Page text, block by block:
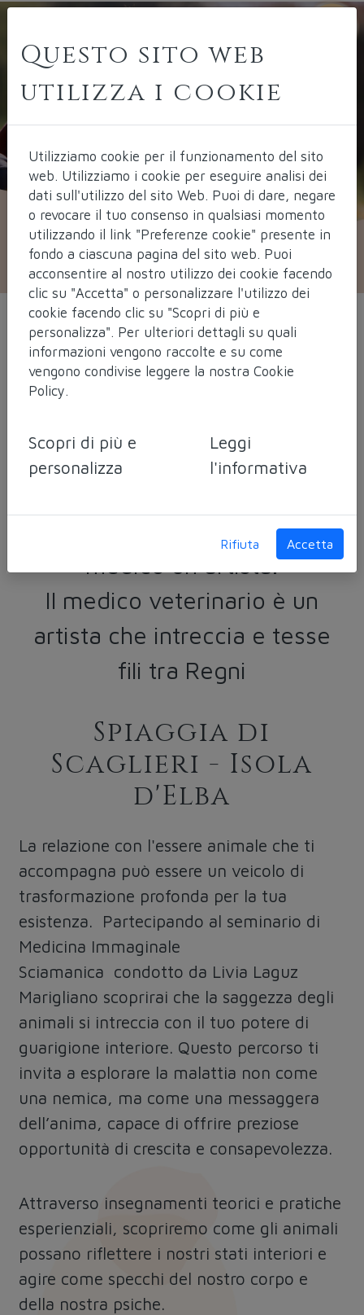
Medicina
Immaginale
animali e la libertà
dell’Anima
La medicina è un’arte, il
medico un artista.
Il medico veterinario è un
artista che intreccia e tesse
fili tra Regni
Spiaggia di
Scaglieri - Isola
d'Elba
La relazione con l'essere animale che ti
accompagna può essere un veicolo di
trasformazione profonda per la tua
esistenza. Partecipando al seminario di
Medicina Immaginale
Sciamanica condotto da Livia Laguz
Marigliano scoprirai che la saggezza degli
animali si intreccia con il tuo potere di
guarigione interiore. Questo percorso ti
invita a esplorare la malattia non come
una nemica, ma come una messaggera
dell’anima, capace di offrire preziose
opportunità di crescita e consapevolezza.
Attraverso insegnamenti teorici e pratiche
esperienziali, scopriremo come gli animali
possano riflettere i nostri stati interiori e
agire come specchi del nostro corpo e
della nostra psiche.
Questo sito web
utilizza i cookie
Utilizziamo cookie per il funzionamento del sito
web. Utilizziamo i cookie per eseguire analisi dei
dati sull'utilizzo del sito Web. Puoi di dare, negare
o revocare il tuo consenso in qualsiasi momento
utilizzando il link "Preferenze cookie" presente in
fondo a ciascuna pagina del sito web. Puoi
acconsentire al nostro utilizzo dei cookie facendo
clic su "Accetta" o personalizzare l'utilizzo dei
cookie facendo clic su "Scopri di più e
personalizza". Per ulteriori dettagli su quali
informazioni vengono raccolte e su come
vengono condivise leggere la nostra Cookie
Policy.
Scopri di più e
personalizza
Leggi
l'informativa
Rifiuta Accetta